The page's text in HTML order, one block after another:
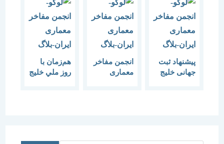
پیشنهاد ثبت
جهانی خلیج
انجمن مفاخر
معماری
هم‌زمان با
روز ملي خليج